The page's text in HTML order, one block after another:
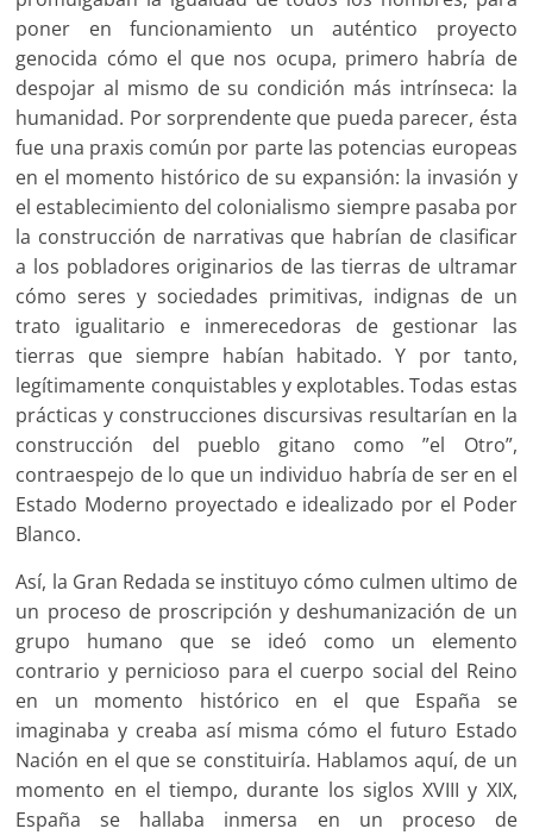
poner en funcionamiento un auténtico proyecto
genocida cómo el que nos ocupa, primero habría de
despojar al mismo de su condición más intrínseca: la
humanidad. Por sorprendente que pueda parecer, ésta
fue una praxis común por parte las potencias europeas
en el momento histórico de su expansión: la invasión y
el establecimiento del colonialismo siempre pasaba por
la construcción de narrativas que habrían de clasificar
a los pobladores originarios de las tierras de ultramar
cómo seres y sociedades primitivas, indignas de un
trato igualitario e inmerecedoras de gestionar las
tierras que siempre habían habitado. Y por tanto,
legítimamente conquistables y explotables. Todas estas
prácticas y construcciones discursivas resultarían en la
construcción del pueblo gitano como ”el Otro”,
contraespejo de lo que un individuo habría de ser en el
Estado Moderno proyectado e idealizado por el Poder
Blanco.
Así, la Gran Redada se instituyo cómo culmen ultimo de
un proceso de proscripción y deshumanización de un
grupo humano que se ideó como un elemento
contrario y pernicioso para el cuerpo social del Reino
en un momento histórico en el que España se
imaginaba y creaba así misma cómo el futuro Estado
Nación en el que se constituiría. Hablamos aquí, de un
momento en el tiempo, durante los siglos XVIII y XIX,
España se hallaba inmersa en un proceso de